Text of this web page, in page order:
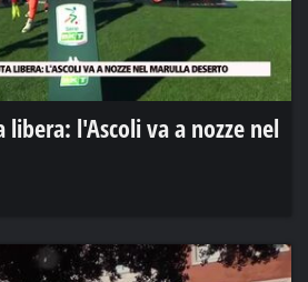
libera: l'Ascoli va a nozze nel